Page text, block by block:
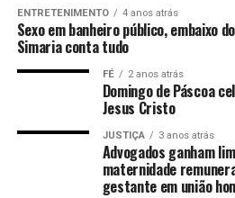
edição deNicolle Expósito
Costa/Arquivo Ales
ANÚNCIO
ENTRETENIMENTO 4 anos atrás
Sexo em banheiro público, embaixo
Simaria conta tudo
FÉ 2 anos atrás
Domingo de Páscoa
Jesus Cristo
JUSTIÇA 3 anos atrás
Advogados ganham
maternidade
gestante em união